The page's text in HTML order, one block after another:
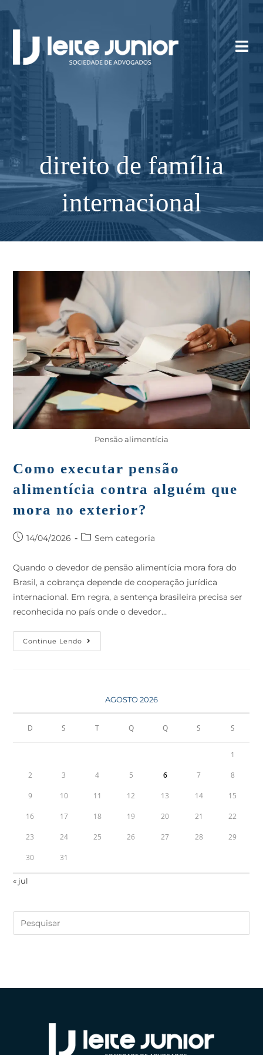
direito de família
internacional
Pensão alimentícia
Como executar pensão
alimentícia contra alguém que
mora no exterior?
14/04/2026 Sem categoria
Quando o devedor de pensão alimentícia mora fora do
Brasil, a cobrança depende de cooperação jurídica
internacional. Em regra, a sentença brasileira precisa ser
reconhecida no país onde o devedor…
Continue Lendo
AGOSTO 2026
D S T Q Q S S
1
2 3 4 5 6 7 8
9 10 11 12 13 14 15
16 17 18 19 20 21 22
23 24 25 26 27 28 29
30 31
« jul